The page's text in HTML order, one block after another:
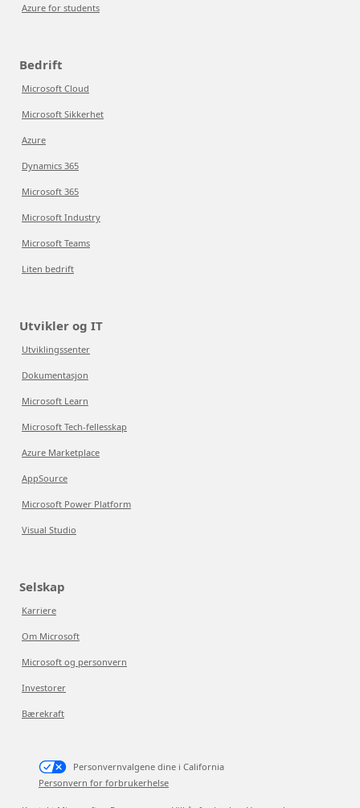
Azure for students
Bedrift
Microsoft Cloud
Microsoft Sikkerhet
Azure
Dynamics 365
Microsoft 365
Microsoft Industry
Microsoft Teams
Liten bedrift
Utvikler og IT
Utviklingssenter
Dokumentasjon
Microsoft Learn
Microsoft Tech-fellesskap
Azure Marketplace
AppSource
Microsoft Power Platform
Visual Studio
Selskap
Karriere
Om Microsoft
Microsoft og personvern
Investorer
Bærekraft
Personvernvalgene dine i California
Personvern for forbrukerhelse